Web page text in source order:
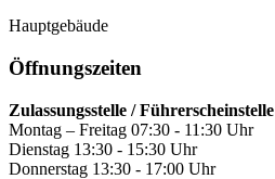
Hauptgebäude
Öffnungszeiten
Zulassungsstelle / Führerscheinstelle
Montag – Freitag 07:30 - 11:30 Uhr
Dienstag 13:30 - 15:30 Uhr
Donnerstag 13:30 - 17:00 Uhr